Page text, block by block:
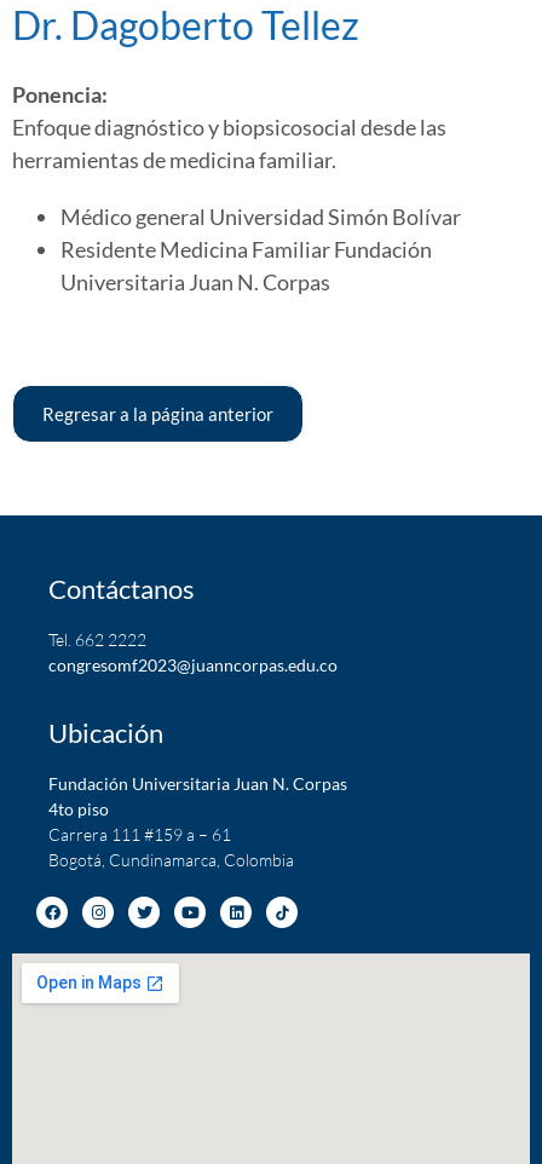
Dr. Dagoberto Tellez
Ponencia:
Enfoque diagnóstico y biopsicosocial desde las
herramientas de medicina familiar.
Médico general Universidad Simón Bolívar
Residente Medicina Familiar Fundación
Universitaria Juan N. Corpas
Regresar a la página anterior
Contáctanos
Tel. 662 2222
congresomf2023@juanncorpas.edu.co
Ubicación
Fundación Universitaria Juan N. Corpas
4to piso
Carrera 111 #159 a – 61
Bogotá, Cundinamarca, Colombia